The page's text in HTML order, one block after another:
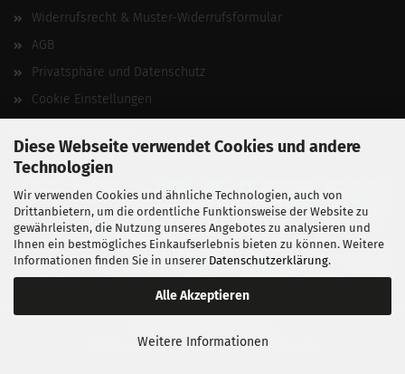
Diese Webseite verwendet Cookies und andere
Technologien
Wir verwenden Cookies und ähnliche Technologien, auch von
Drittanbietern, um die ordentliche Funktionsweise der Website zu
gewährleisten, die Nutzung unseres Angebotes zu analysieren und
Ihnen ein bestmögliches Einkaufserlebnis bieten zu können. Weitere
Informationen finden Sie in unserer Datenschutzerklärung.
Alle Akzeptieren
Weitere Informationen
Widerrufsrecht & Muster-Widerrufsformular
AGB
Privatsphäre und Datenschutz
Cookie Einstellungen
Vertrag widerrufen
Entwickelt vonfabian heinz webdesign